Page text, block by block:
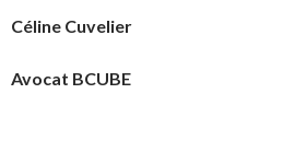
Céline Cuvelier
Avocat BCUBE